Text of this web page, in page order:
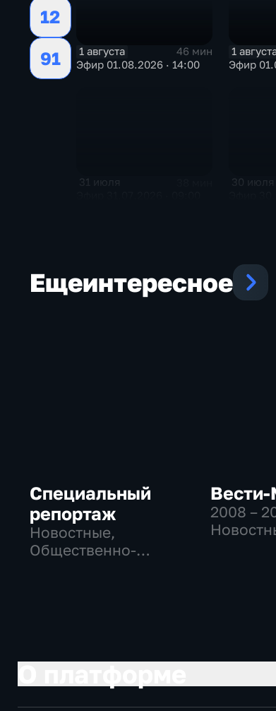
12
91
1 августа
46 мин
Эфир 01.08.2026 · 14:00
1
Эфир
31 июля 30 июля
Ещеинтересное
Специальный
репортаж
Новостные,
Общественно-
2008 –